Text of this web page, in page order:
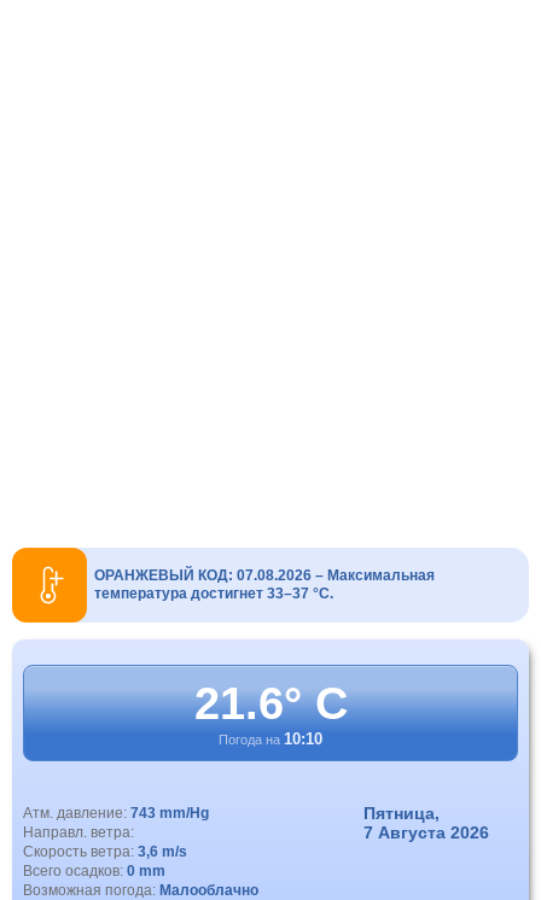
ОРАНЖЕВЫЙ КОД: 07.08.2026 – Максимальная
температура достигнет 33–37 °C.
21.6° C
Погода на 10:10
Атм. давление: 743 mm/Hg
Направл. ветра:
Скорость ветра: 3,6 m/s
Всего осадков: 0 mm
Возможная погода: Малооблачно
Пятница,
7 Августа 2026